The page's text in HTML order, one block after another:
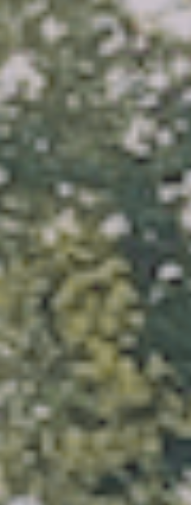
Les Féeriques
Halloween
Nuit des Châteaux
Visites exclusives
Pâques
Visites guidées
Visites libres